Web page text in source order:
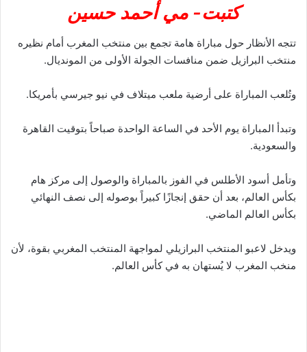
كتبت- مي أحمد حسين
تتجه الأنظار حول مباراة هامة تجمع بين منتخب المغرب أمام نظيره
منتخب البرازيل ضمن منافسات الجولة الأولى من المونديال.
وتُلعب المباراة على أرضية ملعب ميتلاف في نيو جيرسي بأمريكا.
وتبدأ المباراة يوم الأحد في الساعة الواحدة صباحاً بتوقيت القاهرة
والسعودية.
وتأمل أسود الأطلس في الفوز بالمباراة والوصول إلى مركز هام
بكأس العالم، بعد أن حقق إنجازًا كبيراً بوصوله إلى نصف النهائي
بكأس العالم الماضي.
ويدخل لاعبو المنتخب البرازيلي لمواجهة المنتخب المغربي بقوة، لأن
منخب المغرب لا يُستهان به في كأس العالم.